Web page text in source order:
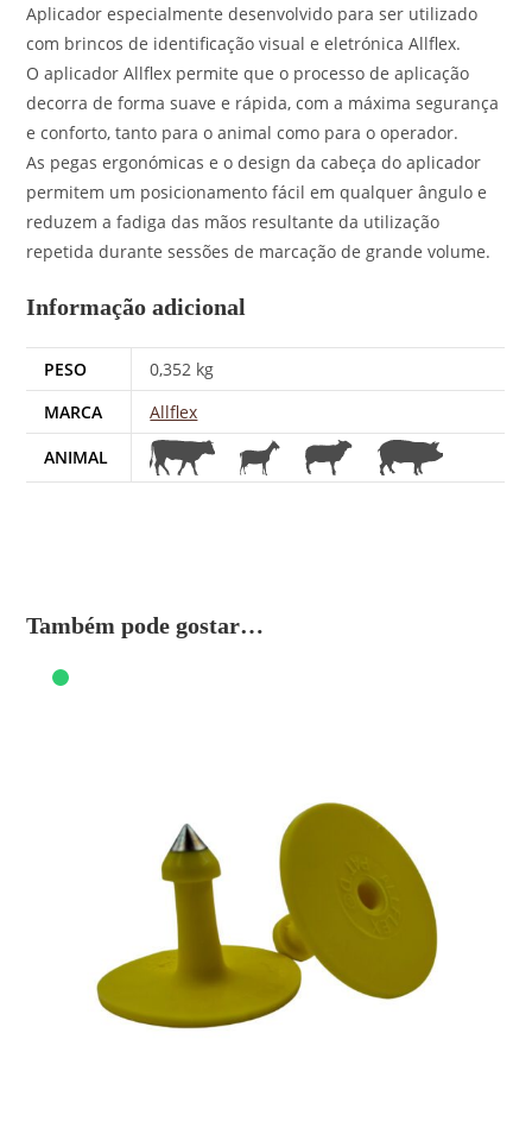
Aplicador especialmente desenvolvido para ser utilizado
com brincos de identificação visual e eletrónica Allflex.
O aplicador Allflex permite que o processo de aplicação
decorra de forma suave e rápida, com a máxima segurança
e conforto, tanto para o animal como para o operador.
As pegas ergonómicas e o design da cabeça do aplicador
permitem um posicionamento fácil em qualquer ângulo e
reduzem a fadiga das mãos resultante da utilização
repetida durante sessões de marcação de grande volume.
Informação adicional
PESO
0,352 kg
MARCA
Allflex
ANIMAL
Também pode gostar…